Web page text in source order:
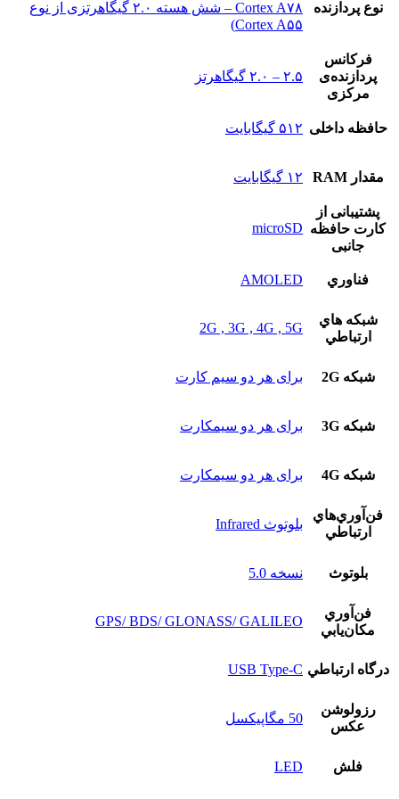
نوع پردازنده
Cortex A۷۸ – شش هسته ۲.۰ گیگاهرتزی از نوع
Cortex A۵۵)
فرکانس
پردازنده‌ی
مرکزی
۲.۵ – ۲.۰ گیگاهرتز
حافظه داخلی ۵۱۲ گیگابایت
مقدار RAM ۱۲ گیگابایت
پشتيبانی از
کارت حافظه
جانبی
microSD
فناوري AMOLED
شبکه هاي
ارتباطي
2G , 3G , 4G , 5G
شبکه 2G برای هر دو سیم کارت
شبکه 3G برای هر دو سیمکارت
شبکه 4G برای هر دو سیمکارت
فن‌آوري‌هاي
ارتباطي
بلوتوث Infrared
بلوتوث نسخه‌ 5.0
فن‌آوري
مکان‌يابي
GPS/ BDS/ GLONASS/ GALILEO
درگاه ارتباطي USB Type-C
رزولوشن
عکس
50 مگاپیکسل
فلش LED